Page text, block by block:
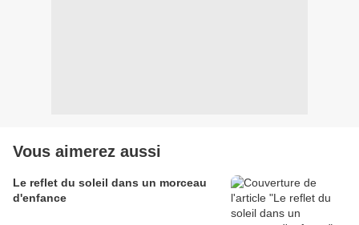
Vous aimerez aussi
Le reflet du soleil dans un morceau
d'enfance